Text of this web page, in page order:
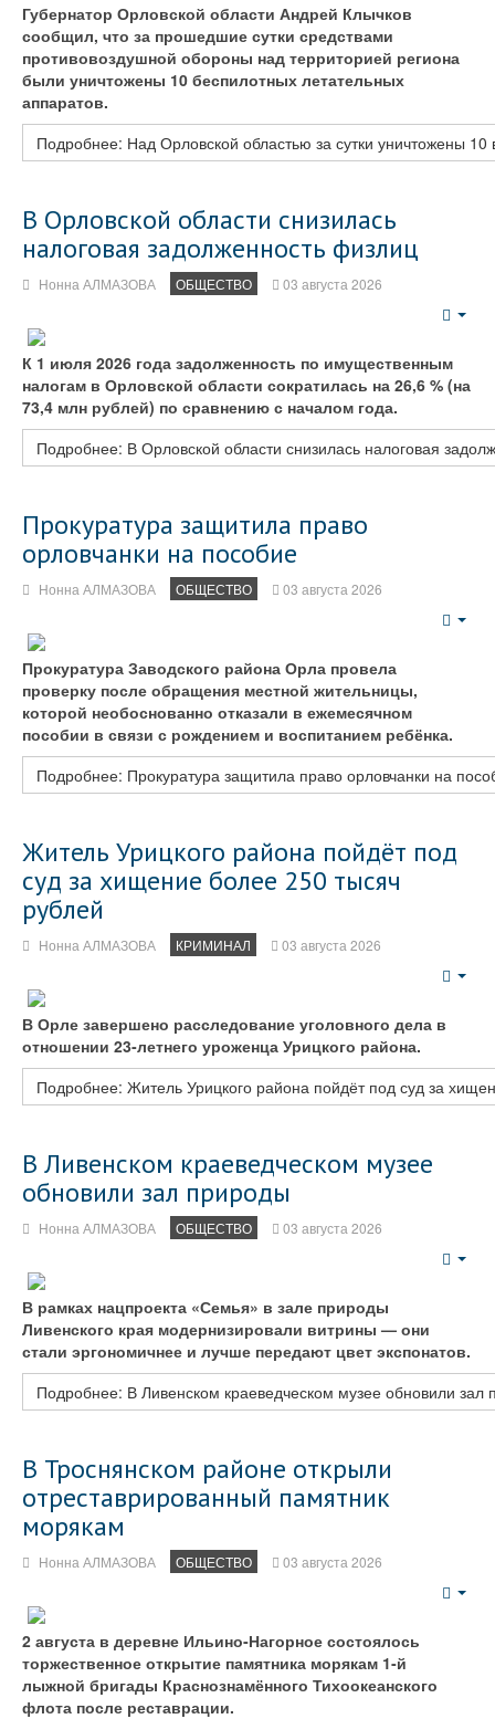
Губернатор Орловской области Андрей Клычков
сообщил, что за прошедшие сутки средствами
противовоздушной обороны над территорией региона
были уничтожены 10 беспилотных летательных
аппаратов.
Подробнее: Над Орловской областью за сутки уничтожены
В Орловской области снизилась
налоговая задолженность физлиц
Нонна АЛМАЗОВА ОБЩЕСТВО 03 августа 2026
К 1 июля 2026 года задолженность по имущественным
налогам в Орловской области сократилась на 26,6 % (на
73,4 млн рублей) по сравнению с началом года.
Подробнее: В Орловской области снизилась налоговая
Прокуратура защитила право
орловчанки на пособие
Нонна АЛМАЗОВА ОБЩЕСТВО 03 августа 2026
Прокуратура Заводского района Орла провела
проверку после обращения местной жительницы,
которой необоснованно отказали в ежемесячном
пособии в связи с рождением и воспитанием ребёнка.
Подробнее: Прокуратура защитила право орловчанки на
Житель Урицкого района пойдёт под
суд за хищение более 250 тысяч
рублей
Нонна АЛМАЗОВА КРИМИНАЛ 03 августа 2026
В Орле завершено расследование уголовного дела в
отношении 23‑летнего уроженца Урицкого района.
Подробнее: Житель Урицкого района пойдёт под суд за
В Ливенском краеведческом музее
обновили зал природы
Нонна АЛМАЗОВА ОБЩЕСТВО 03 августа 2026
В рамках нацпроекта «Семья» в зале природы
Ливенского края модернизировали витрины — они
стали эргономичнее и лучше передают цвет экспонатов.
Подробнее: В Ливенском краеведческом музее обновили зал
В Троснянском районе открыли
отреставрированный памятник
морякам
Нонна АЛМАЗОВА ОБЩЕСТВО 03 августа 2026
2 августа в деревне Ильино‑Нагорное состоялось
торжественное открытие памятника морякам 1‑й
лыжной бригады Краснознамённого Тихоокеанского
флота после реставрации.